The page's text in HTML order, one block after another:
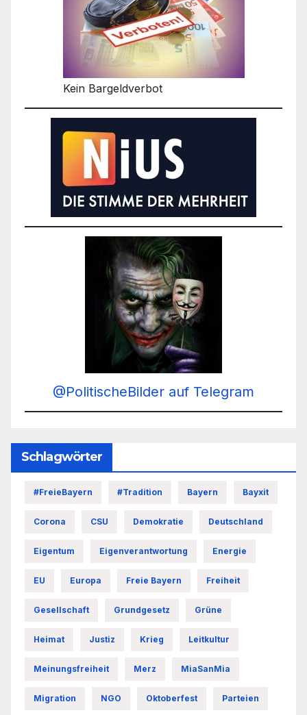
Kein Bargeldverbot
@PolitischeBilder auf Telegram
Schlagwörter
#FreieBayern #Tradition Bayern Bayxit
Corona CSU Demokratie Deutschland
Eigentum Eigenverantwortung Energie
EU Europa Freie Bayern Freiheit
Gesellschaft Grundgesetz Grüne
Heimat Justiz Krieg Leitkultur
Meinungsfreiheit Merz MiaSanMia
Migration NGO Oktoberfest Parteien